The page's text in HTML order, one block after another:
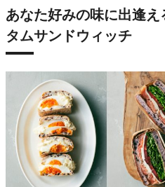
あなた好みの味に出逢
タムサンドウィッチ